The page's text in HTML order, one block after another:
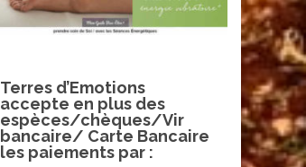
Terres d’Emotions
accepte en plus des
espèces/chèques/Vir
bancaire/ Carte Bancaire
les paiements par :